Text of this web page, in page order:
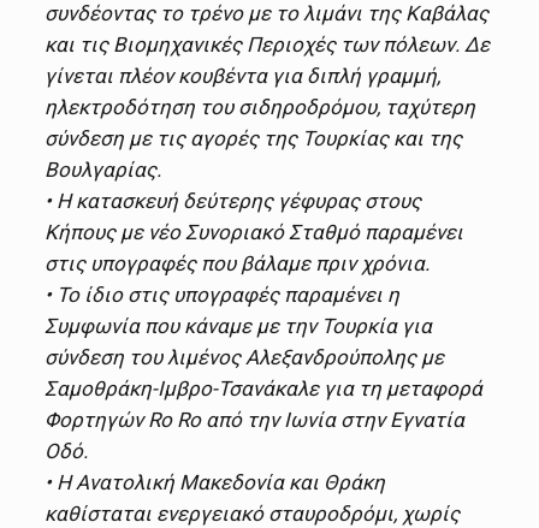
συνδέοντας το τρένο με το λιμάνι της Καβάλας
και τις Βιομηχανικές Περιοχές των πόλεων. Δε
γίνεται πλέον κουβέντα για διπλή γραμμή,
ηλεκτροδότηση του σιδηροδρόμου, ταχύτερη
σύνδεση με τις αγορές της Τουρκίας και της
Βουλγαρίας.
• Η κατασκευή δεύτερης γέφυρας στους
Κήπους με νέο Συνοριακό Σταθμό παραμένει
στις υπογραφές που βάλαμε πριν χρόνια.
• Το ίδιο στις υπογραφές παραμένει η
Συμφωνία που κάναμε με την Τουρκία για
σύνδεση του λιμένος Αλεξανδρούπολης με
Σαμοθράκη-Ιμβρο-Τσανάκαλε για τη μεταφορά
Φορτηγών Ro Ro από την Ιωνία στην Εγνατία
Οδό.
• Η Ανατολική Μακεδονία και Θράκη
καθίσταται ενεργειακό σταυροδρόμι, χωρίς